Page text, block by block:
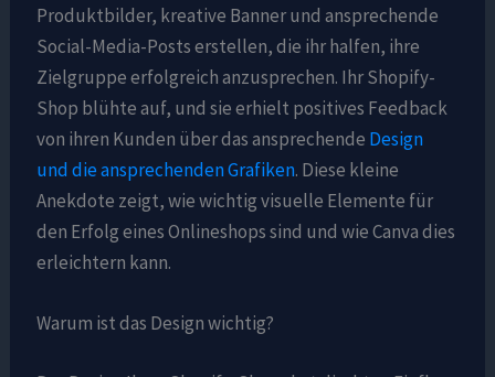
Produktbilder, kreative Banner und ansprechende
Social-Media-Posts erstellen, die ihr halfen, ihre
Zielgruppe erfolgreich anzusprechen. Ihr Shopify-
Shop blühte auf, und sie erhielt positives Feedback
von ihren Kunden über das ansprechende Design
und die ansprechenden Grafiken. Diese kleine
Anekdote zeigt, wie wichtig visuelle Elemente für
den Erfolg eines Onlineshops sind und wie Canva dies
erleichtern kann.
Warum ist das Design wichtig?